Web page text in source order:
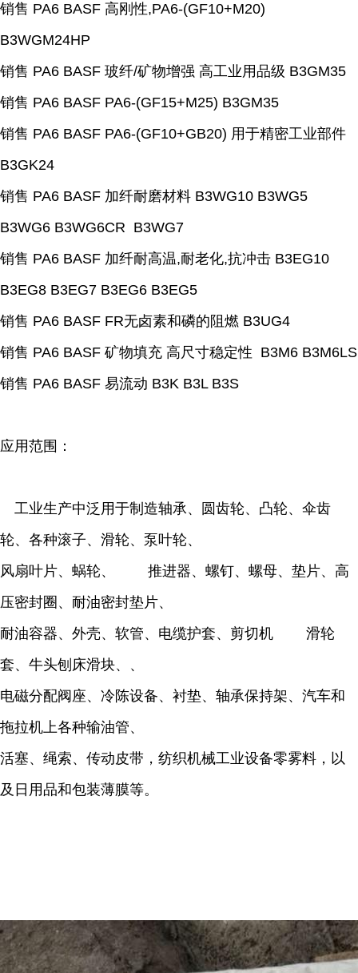
销售 PA6 BASF 高刚性,PA6-(GF10+M20)
B3WGM24HP
销售 PA6 BASF 玻纤/矿物增强 高工业用品级 B3GM35
销售 PA6 BASF PA6-(GF15+M25) B3GM35
销售 PA6 BASF PA6-(GF10+GB20) 用于精密工业部件
B3GK24
销售 PA6 BASF 加纤耐磨材料 B3WG10 B3WG5
B3WG6 B3WG6CR B3WG7
销售 PA6 BASF 加纤耐高温,耐老化,抗冲击 B3EG10
B3EG8 B3EG7 B3EG6 B3EG5
销售 PA6 BASF FR无卤素和磷的阻燃 B3UG4
销售 PA6 BASF 矿物填充 高尺寸稳定性 B3M6 B3M6LS
销售 PA6 BASF 易流动 B3K B3L B3S
应用范围：
工业生产中泛用于制造轴承、圆齿轮、凸轮、伞齿
轮、各种滚子、滑轮、泵叶轮、
风扇叶片、蜗轮、 推进器、螺钉、螺母、垫片、高
压密封圈、耐油密封垫片、
耐油容器、外壳、软管、电缆护套、剪切机 滑轮
套、牛头刨床滑块、、
电磁分配阀座、冷陈设备、衬垫、轴承保持架、汽车和
拖拉机上各种输油管、
活塞、绳索、传动皮带，纺织机械工业设备零雾料，以
及日用品和包装薄膜等。